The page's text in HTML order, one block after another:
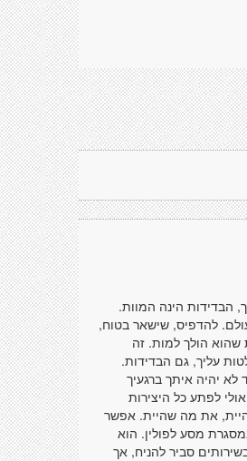
הבדידות הינה המוות.
להדפיס, שישאר בטוח,
שהוא הולך למות. זה
עליך, גם הבדידות.
יהיה איתך ברגעיך
לפתע כל היצירות
את מה שהיית. אפשר
מסע לפולין. הוא
סביר להניח, אך